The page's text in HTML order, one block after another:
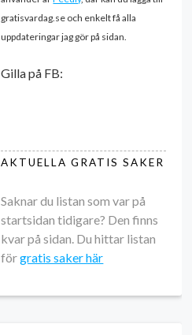
gratisvardag.se och enkelt få alla
uppdateringar jag gör på sidan.
Gilla på FB:
AKTUELLA GRATIS SAKER
Saknar du listan som var på
startsidan tidigare? Den finns
kvar på sidan. Du hittar listan
förgratis saker här